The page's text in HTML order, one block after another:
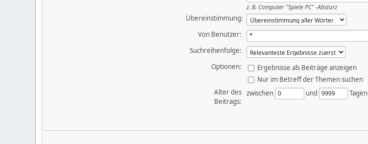
z. B. Computer "Spiele PC" -Absturz
Übereinstimmung:
Von Benutzer:
Suchreihenfolge:
Optionen:
Ergebnisse als Beiträge anzeigen
Nur im Betreff der Themen suchen
Alter des
Beitrags:
zwischen und Tagen